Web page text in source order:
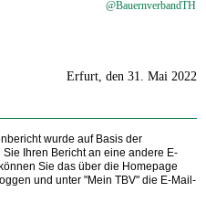
@BauernverbandTH
Erfurt, den 31. Mai 2022
wurde auf Basis der
Ihren Bericht an eine andere E-
Sie das über die Homepage
und unter "Mein TBV" die E-Mail-